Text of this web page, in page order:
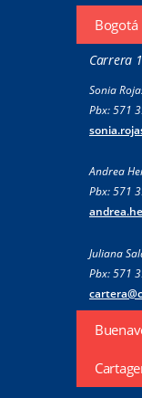
Bogotá
Carrera
Sonia
Pbx: 571
Andrea
Pbx: 571
Juliana
Pbx: 571